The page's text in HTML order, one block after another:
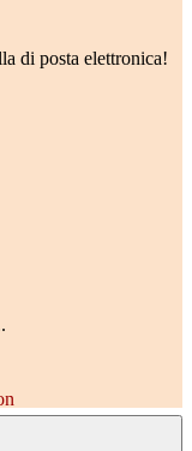
di posta elettronica!